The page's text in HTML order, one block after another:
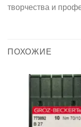
творчества и
ПОХОЖИЕ